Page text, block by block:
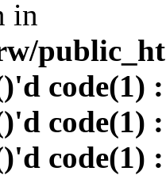
in
code(1)
code(1)
code(1)